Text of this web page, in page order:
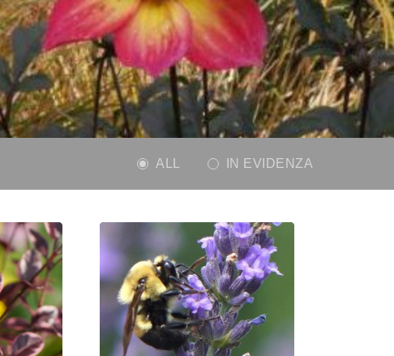
ALL IN EVIDENZA